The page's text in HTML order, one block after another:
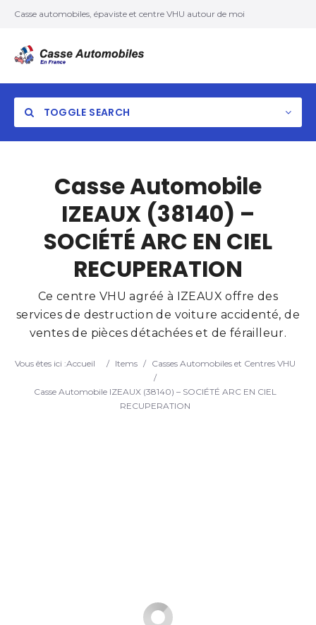
Casse automobiles, épaviste et centre VHU autour de moi
TOGGLE SEARCH
Search
Casse Automobile
IZEAUX (38140) –
SOCIÉTÉ ARC EN CIEL
RECUPERATION
Ce centre VHU agréé à IZEAUX offre des
services de destruction de voiture accidenté, de
ventes de pièces détachées et de férailleur.
Vous êtes ici :Accueil / Items / Casses Automobiles et Centres VHU
/
Casse Automobile IZEAUX (38140) – SOCIÉTÉ ARC EN CIEL
RECUPERATION